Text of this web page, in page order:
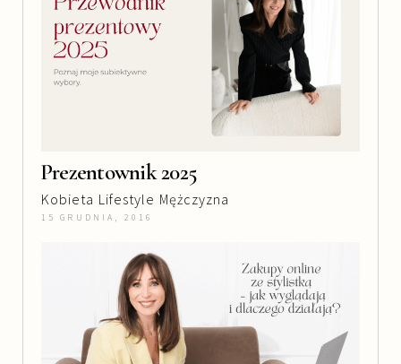
Prezentownik 2025
Kobieta Lifestyle Mężczyzna
15 GRUDNIA, 2016